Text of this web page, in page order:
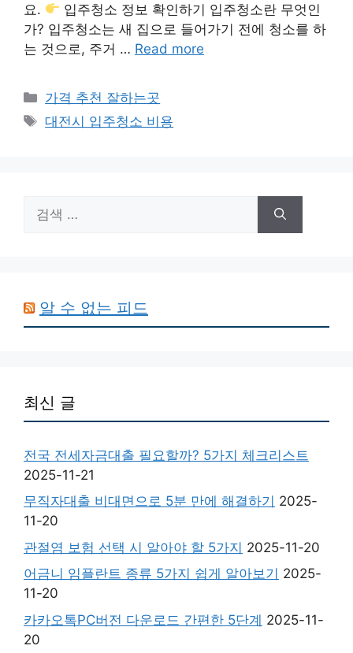
요.
입주청소 정보 확인하기 입주청소란 무엇인
가? 입주청소는 새 집으로 들어가기 전에 청소를 하
는 것으로, 주거 … Read more
카
테
고
가격 추천 잘하는곳
태
대전시 입주청소 비용
색:
알 수 없는 피드
최신 글
전국 전세자금대출 필요할까? 5가지 체크리스트
2025-11-21
무직자대출 비대면으로 5분 만에 해결하기 2025-
11-20
관절염 보험 선택 시 알아야 할 5가지 2025-11-20
어금니 임플란트 종류 5가지 쉽게 알아보기 2025-
11-20
카카오톡PC버전 다운로드 간편한 5단계 2025-11-
20